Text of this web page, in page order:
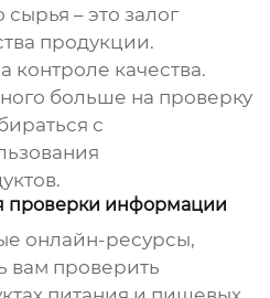
– это залог
продукции.
контроле качества.
больше на проверку
с
проверки информации
онлайн-ресурсы,
вам проверить